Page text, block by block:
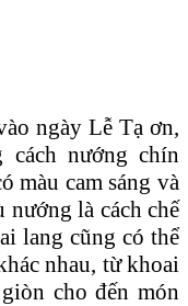
ngày Lễ Tạ ơn,
cách nướng chín
màu cam sáng và
là cách chế
lang cũng có thể
nhau, từ khoai
cho đến món